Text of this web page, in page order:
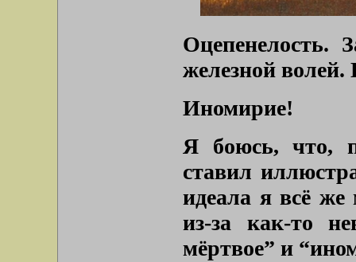
Оцепенелость.
железной волей.
Иномирие!
Я боюсь, что,
ставил
идеала я всё
из-за как-то
мёртвое” и